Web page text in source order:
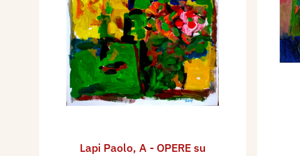
Lapi Paolo, A - OPERE su